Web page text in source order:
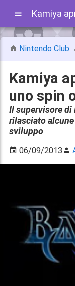
Nintendo Club
Kamiya
uno spin
Il supervisore di
rilasciato
sviluppo
06/09/2013